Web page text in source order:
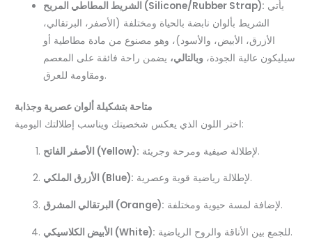
الشريط المطاطي المريح (Silicone/Rubber Strap):
الشريط بألوان نابضة بالحياة ومختلفة (الأصفر، البرتقالي،
الأزرق، الأبيض، والأسود)، وهو مصنوع من مادة مطاطية أو
سيليكون عالية الجودة، وبالتالي، يضمن راحة فائقة على المعصم
ومقاومة للعرق.
متاحة بتشكيلة ألوان عصرية وجذابة
اختر اللون الذي يعكس شخصيتك ويناسب إطلالتك اليومية:
الأصفر الفاتح (Yellow): لإطلالة صيفية ومرحة وجريئة.
الأزرق الملكي (Blue): لإطلالة رياضية قوية وعصرية.
البرتقالي المشرق (Orange): لإضافة لمسة حيوية ومختلفة.
الأبيض الكلاسيكي (White): للجمع بين الأناقة والروح الرياضية.